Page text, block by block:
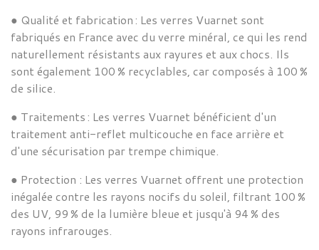
● Qualité et fabrication : Les verres Vuarnet sont
fabriqués en France avec du verre minéral, ce qui les rend
naturellement résistants aux rayures et aux chocs. Ils
sont également 100 % recyclables, car composés à 100 %
de silice.
● Traitements : Les verres Vuarnet bénéficient d'un
traitement anti-reflet multicouche en face arrière et
d'une sécurisation par trempe chimique.
● Protection : Les verres Vuarnet offrent une protection
inégalée contre les rayons nocifs du soleil, filtrant 100 %
des UV, 99 % de la lumière bleue et jusqu'à 94 % des
rayons infrarouges.